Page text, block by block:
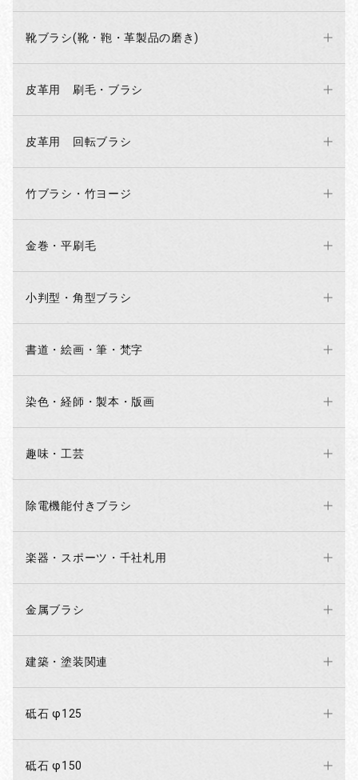
靴ブラシ(靴・鞄・革製品の磨き)
皮革用 刷毛・ブラシ
皮革用 回転ブラシ
竹ブラシ・竹ヨージ
金巻・平刷毛
小判型・角型ブラシ
書道・絵画・筆・梵字
染色・経師・製本・版画
趣味・工芸
除電機能付きブラシ
楽器・スポーツ・千社札用
金属ブラシ
建築・塗装関連
砥石 φ125
砥石 φ150